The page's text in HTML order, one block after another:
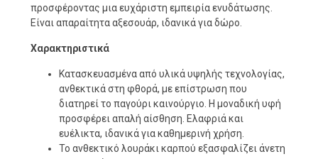
προσφέροντας μια ευχάριστη εμπειρία ενυδάτωσης.
Είναι απαραίτητα αξεσουάρ, ιδανικά για δώρο.
Χαρακτηριστικά
Κατασκευασμένα από υλικά υψηλής τεχνολογίας,
ανθεκτικά στη φθορά, με επίστρωση που
διατηρεί το παγούρι καινούργιο. Η μοναδική υφή
προσφέρει απαλή αίσθηση. Ελαφριά και
ευέλικτα, ιδανικά για καθημερινή χρήση.
Το ανθεκτικό λουράκι καρπού εξασφαλίζει άνετη